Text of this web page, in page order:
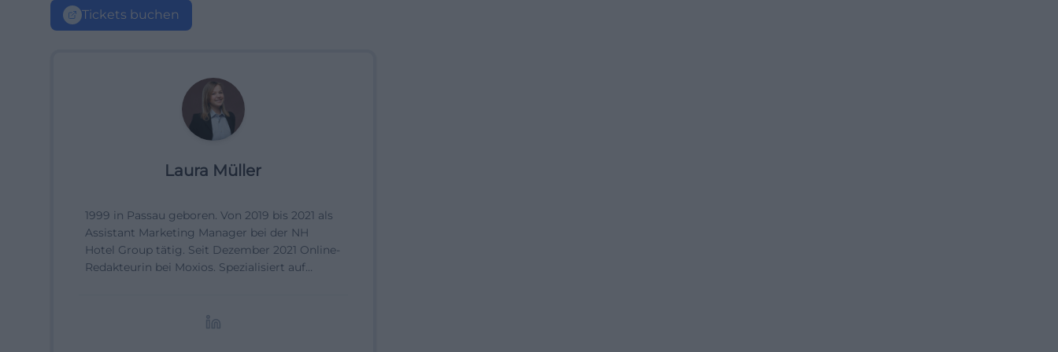
Tickets buchen
Laura Müller
1999 in Passau geboren. Von 2019 bis 2021 als
Assistant Marketing Manager bei der NH
Hotel Group tätig. Seit Dezember 2021 Online-
Redakteurin bei Moxios. Spezialisiert auf